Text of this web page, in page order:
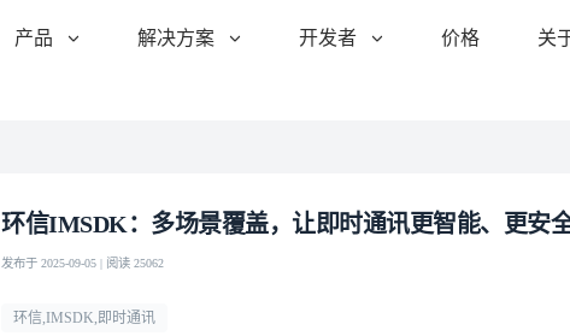
产品 解决方案 开发者 价格 关
环信IMSDK：多场景覆盖，让即时通讯更智能、更安
发布于 2025-09-05 | 阅读 25062
环信,IMSDK,即时通讯